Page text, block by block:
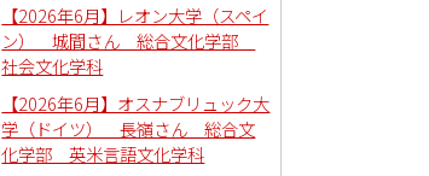
レオン大学（スペイン） オスナブリュック大学（ドイツ）
【2026年6月】レオン大学（スペイ
ン） 城間さん 総合文化学部
社会文化学科
【2026年6月】オスナブリュック大
学（ドイツ） 長嶺さん 総合文
化学部 英米言語文化学科